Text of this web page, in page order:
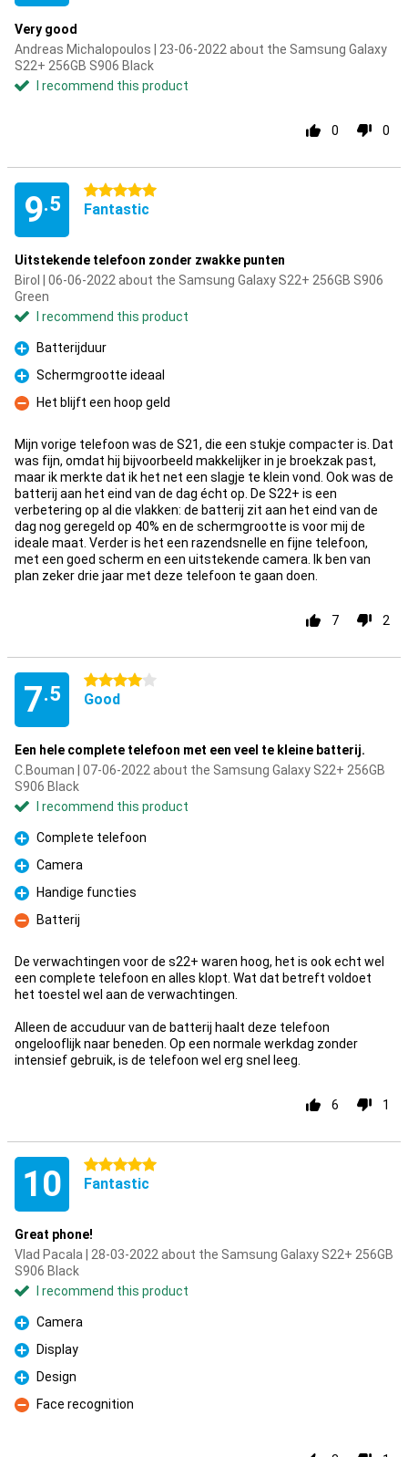
Very good
Andreas Michalopoulos | 23-06-2022 about the Samsung Galaxy
S22+ 256GB S906 Black
I recommend this product
0 0
9.5
5 stars
Fantastic
Uitstekende telefoon zonder zwakke punten
Birol | 06-06-2022 about the Samsung Galaxy S22+ 256GB S906
Green
I recommend this product
Pro
Batterijduur
Pro
Schermgrootte ideaal
Con
Het blijft een hoop geld
Mijn vorige telefoon was de S21, die een stukje compacter is. Dat
was fijn, omdat hij bijvoorbeeld makkelijker in je broekzak past,
maar ik merkte dat ik het net een slagje te klein vond. Ook was de
batterij aan het eind van de dag écht op. De S22+ is een
verbetering op al die vlakken: de batterij zit aan het eind van de
dag nog geregeld op 40% en de schermgrootte is voor mij de
ideale maat. Verder is het een razendsnelle en fijne telefoon,
met een goed scherm en een uitstekende camera. Ik ben van
plan zeker drie jaar met deze telefoon te gaan doen.
7 2
7.5
4 stars
Good
Een hele complete telefoon met een veel te kleine batterij.
C.Bouman | 07-06-2022 about the Samsung Galaxy S22+ 256GB
S906 Black
I recommend this product
Pro
Complete telefoon
Pro
Camera
Pro
Handige functies
Con
Batterij
De verwachtingen voor de s22+ waren hoog, het is ook echt wel
een complete telefoon en alles klopt. Wat dat betreft voldoet
het toestel wel aan de verwachtingen.
Alleen de accuduur van de batterij haalt deze telefoon
ongelooflijk naar beneden. Op een normale werkdag zonder
intensief gebruik, is de telefoon wel erg snel leeg.
6 1
10 5 stars
Fantastic
Great phone!
Vlad Pacala | 28-03-2022 about the Samsung Galaxy S22+ 256GB
S906 Black
I recommend this product
Pro
Camera
Pro
Display
Pro
Design
Con
Face recognition